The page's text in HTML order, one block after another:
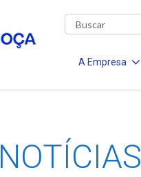
A Empresa
NOTÍCIAS